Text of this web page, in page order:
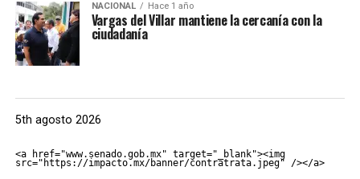
NACIONAL Hace 1 año
Vargas del Villar mantiene la cercanía con la
ciudadanía
5th agosto 2026
<a href="www.senado.gob.mx" target="_blank"><img
src="https://impacto.mx/banner/contratrata.jpeg" /></a>